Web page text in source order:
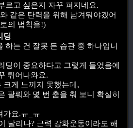
르고 싶은지 자꾸 펴지네요.
같은 탄력을 위해 남겨둬야겠어
의 법칙을!)
딩
하는 건 잘못 든 습관 중 하나입니
딩이 중요하다고 그렇게 들었음에
튀어나와요.
크게 느끼지 못했는데,
팔뤄와 몇 번 춤을 춰 보니 확실히
가요.ㅠ_ㅠ
달리나? 근력 강화운동이라도 해